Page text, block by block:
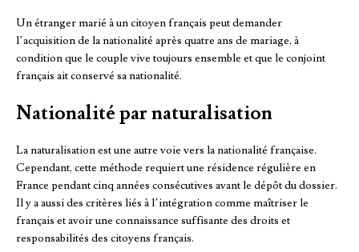
Un étranger marié à un citoyen français peut demander
l’acquisition de la nationalité après quatre ans de mariage, à
condition que le couple vive toujours ensemble et que le conjoint
français ait conservé sa nationalité.
Nationalité par naturalisation
La naturalisation est une autre voie vers la nationalité française.
Cependant, cette méthode requiert une résidence régulière en
France pendant cinq années consécutives avant le dépôt du dossier.
Il y a aussi des critères liés à l’intégration comme maîtriser le
français et avoir une connaissance suffisante des droits et
responsabilités des citoyens français.